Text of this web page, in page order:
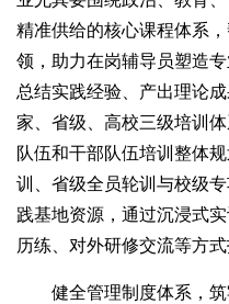
精准供给的核心课程体系
领，助力在岗辅导员塑造
总结实践经验、产出理论
家、省级、高校三级培训
队伍和干部队伍培训整体
训、省级全员轮训与校级
践基地资源，通过沉浸式
历练、对外研修交流等方式
健全管理制度体系，筑